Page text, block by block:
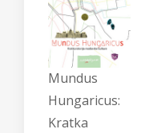
Mundus
Hungaricus:
Kratka